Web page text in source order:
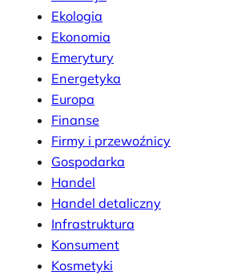
Ekologia
Ekonomia
Emerytury
Energetyka
Europa
Finanse
Firmy i przewoźnicy
Gospodarka
Handel
Handel detaliczny
Infrastruktura
Konsument
Kosmetyki